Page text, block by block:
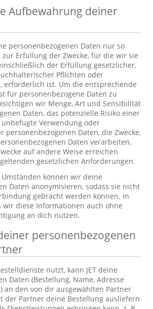
Aufbewahrung deiner
personenbezogenen Daten nur so
zur Erfüllung der Zwecke, für die wir sie
der Erfüllung gesetzlicher,
Pflichten oder
erforderlich ist. Um die entsprechende
für personenbezogene Daten zu
wir Menge, Art und Sensibilität
Daten, das potenzielle Risiko einer
Verwendung oder
personenbezogenen Daten, die Zwecke,
Daten verarbeiten,
auf andere Weise erreichen
gesetzlichen Anforderungen.
können wir deine
Daten anonymisieren, sodass sie nicht
gebracht werden können. In
wir diese Informationen auch ohne
an dich nutzen.
personenbezogenen
nutzt, kann JET deine
Daten (Bestellung, Name, Adresse
an den von dir ausgewählten Partner
der Partner deine Bestellung ausliefern